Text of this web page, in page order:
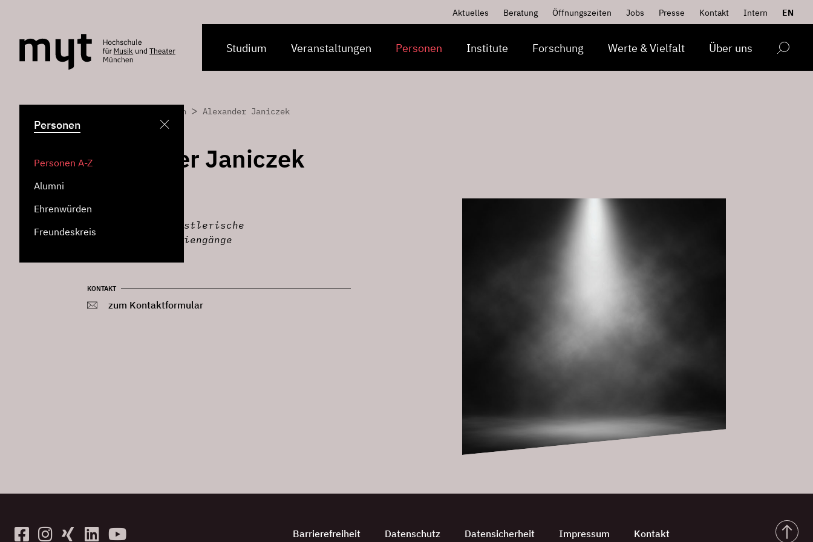
Personen
Personen A-Z
Alumni
Ehrenwürden
Freundeskreis
Aktuelles Beratung Öffnungszeiten Jobs Presse Kontakt Intern EN
Studium Veranstaltungen Personen Institute Forschung Werte & Vielfalt Über uns
Personen > Alexander Janiczek
Alexander Janiczek
Lehrbeauftragter für
Institut für künstlerische
Instrumentalstudiengänge
KONTAKT
zum Kontaktformular
Barrierefreiheit Datenschutz Datensicherheit Impressum Kontakt